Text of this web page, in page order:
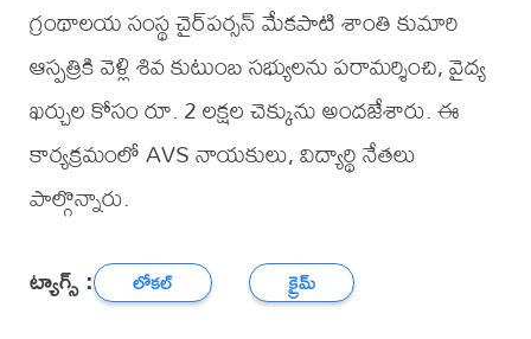
గ్రంథాలయ సంస్థ చైర్‌పర్సన్ మేకపాటి శాంతి కుమారి
ఆస్పత్రికి వెళ్లి శివ కుటుంబ సభ్యులను పరామర్శించి, వైద్య
ఖర్చుల కోసం రూ. 2 లక్షల చెక్కును అందజేశారు. ఈ
కార్యక్రమంలో AVS నాయకులు, విద్యార్థి నేతలు
పాల్గొన్నారు.
ట్యాగ్స్ : లోకల్ క్రైమ్